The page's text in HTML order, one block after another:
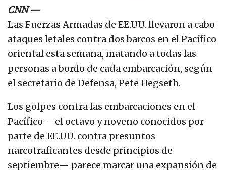
CNN—
Las Fuerzas Armadas de EE.UU. llevaron a cabo
ataques letales contra dos barcos en el Pacífico
oriental esta semana, matando a todas las
personas a bordo de cada embarcación, según
el secretario de Defensa, Pete Hegseth.
Los golpes contra las embarcaciones en el
Pacífico —el octavo y noveno conocidos por
parte de EE.UU. contra presuntos
narcotraficantes desde principios de
septiembre— parece marcar una expansión de